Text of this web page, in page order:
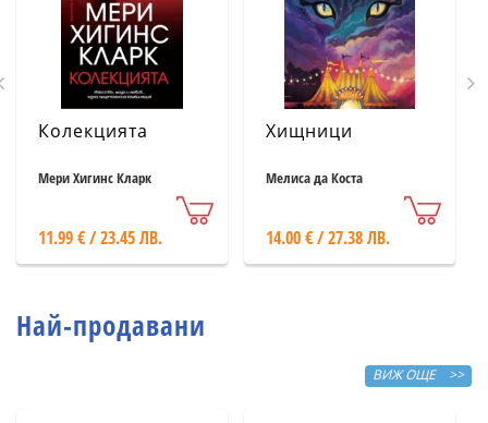
Колекцията
Мери Хигинс Кларк
11.99 € / 23.45 ЛВ.
Хищници
Мелиса да Коста
14.00 € / 27.38 ЛВ.
Най-продавани
ВИЖ ОЩЕ >>